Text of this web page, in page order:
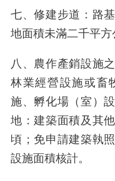
七、修建步道：路
地面積未滿二千平方
八、農作產銷設施
林業經營設施或畜
施、孵化場（室）
地：建築面積及其
頃；免申請建築執
設施面積核計。